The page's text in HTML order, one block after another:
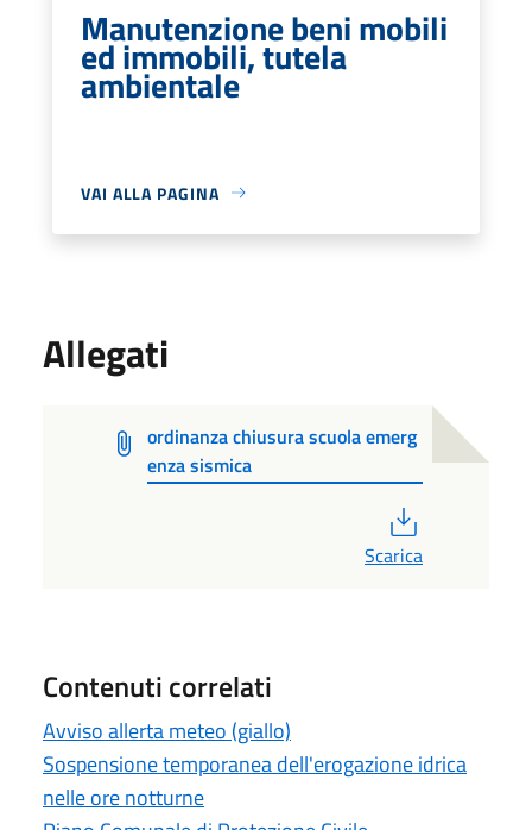
Manutenzione beni mobili
ed immobili, tutela
ambientale
VAI ALLA PAGINA
Allegati
ordinanza chiusura scuola emerg
enza sismica
Scarica
Contenuti correlati
Avviso allerta meteo (giallo)
Sospensione temporanea dell'erogazione idrica
nelle ore notturne